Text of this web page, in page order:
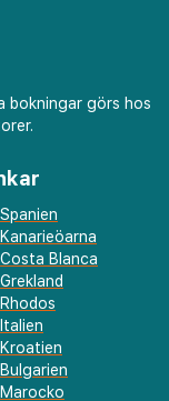
bokningar görs hos
Spanien
Kanarieöarna
Costa Blanca
Grekland
Rhodos
Italien
Kroatien
Bulgarien
Marocko